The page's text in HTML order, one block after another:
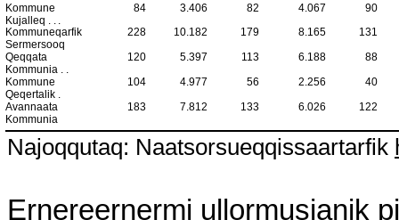
Kommune
Kujalleq
84 3.406 82 4.067
90
Kommuneqarfik
Sermersooq
228 10.182 179 8.165
131
Qeqqata
Kommunia ..
120 5.397 113 6.188
88
Kommune
Qeqertalik .
104 4.977 56 2.256
40
Avannaata
Kommunia
183 7.812 133 6.026 122
Najoqqutaq: Naatsorsueqqissaartarfik
Ernereernermi ullormusianik